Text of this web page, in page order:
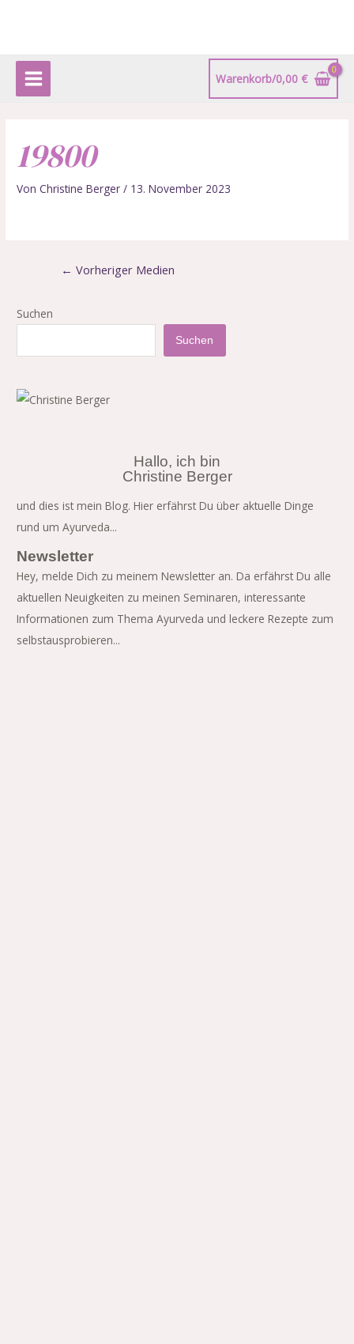
Warenkorb/0,00 €
19800
VonChristine Berger/ 13. November 2023
← Vorheriger Medien
Suchen
Suchen
Hallo, ich bin
Christine Berger
und dies ist mein Blog. Hier erfährst Du über aktuelle Dinge
rund um Ayurveda...
Newsletter
Hey, melde Dich zu meinem Newsletter an. Da erfährst Du alle
aktuellen Neuigkeiten zu meinen Seminaren, interessante
Informationen zum Thema Ayurveda und leckere Rezepte zum
selbstausprobieren...